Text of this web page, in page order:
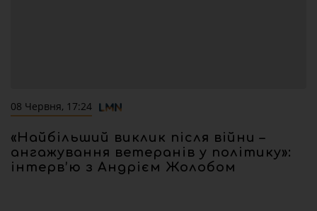
08 Червня, 17:24
«Найбільший виклик після війни –
ангажування ветеранів у політику»:
інтерв’ю з Андрієм Жолобом